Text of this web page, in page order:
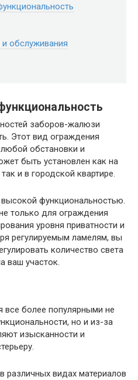
обслуживания
заборов-жалюзи
Этот вид ограждения
обстановки и
быть установлен как на
и в городской квартире.
функциональностью.
только для ограждения
уровня приватности и
регулируемым ламелям, вы
количество света
ваш участок.
более популярными не
но и из-за
изысканности и
видах материалов